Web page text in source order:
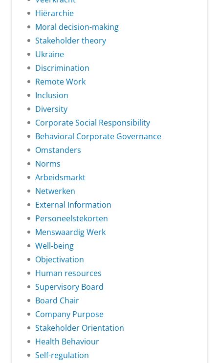
Hiërarchie
Moral decision-making
Stakeholder theory
Ukraine
Discrimination
Remote Work
Inclusion
Diversity
Corporate Social Responsibility
Behavioral Corporate Governance
Omstanders
Norms
Arbeidsmarkt
Netwerken
External Information
Personeelstekorten
Menswaardig Werk
Well-being
Objectivation
Human resources
Supervisory Board
Board Chair
Company Purpose
Stakeholder Orientation
Health Behaviour
Self-regulation